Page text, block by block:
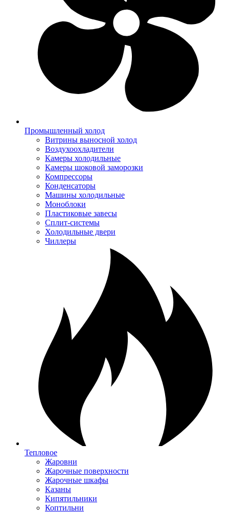
Промышленный холод
Витрины выносной холод
Воздухоохладители
Камеры холодильные
Камеры шоковой заморозки
Компрессоры
Конденсаторы
Машины холодильные
Моноблоки
Пластиковые завесы
Сплит-системы
Холодильные двери
Чиллеры
Тепловое
Жаровни
Жарочные поверхности
Жарочные шкафы
Казаны
Кипятильники
Коптильни